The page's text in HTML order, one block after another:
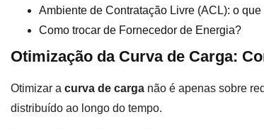
Ambiente de Contratação Livre (ACL): o
Como trocar de Fornecedor de Energia?
Otimização da Curva de Carga:
Otimizar a curva de carga não é apenas sobre
distribuído ao longo do tempo.